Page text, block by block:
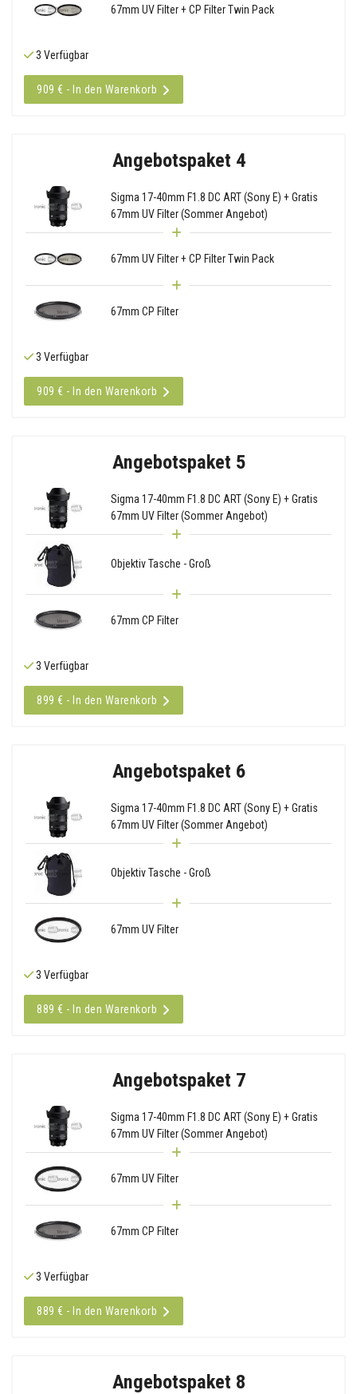
67mm UV Filter + CP Filter Twin Pack
3 Verfügbar
909 € - In den Warenkorb
Angebotspaket 4
Sigma 17-40mm F1.8 DC ART (Sony E) + Gratis
67mm UV Filter (Sommer Angebot)
67mm UV Filter + CP Filter Twin Pack
67mm CP Filter
3 Verfügbar
909 € - In den Warenkorb
Angebotspaket 5
Sigma 17-40mm F1.8 DC ART (Sony E) + Gratis
67mm UV Filter (Sommer Angebot)
Objektiv Tasche - Groß
67mm CP Filter
3 Verfügbar
899 € - In den Warenkorb
Angebotspaket 6
Sigma 17-40mm F1.8 DC ART (Sony E) + Gratis
67mm UV Filter (Sommer Angebot)
Objektiv Tasche - Groß
67mm UV Filter
3 Verfügbar
889 € - In den Warenkorb
Angebotspaket 7
Sigma 17-40mm F1.8 DC ART (Sony E) + Gratis
67mm UV Filter (Sommer Angebot)
67mm UV Filter
67mm CP Filter
3 Verfügbar
889 € - In den Warenkorb
Angebotspaket 8